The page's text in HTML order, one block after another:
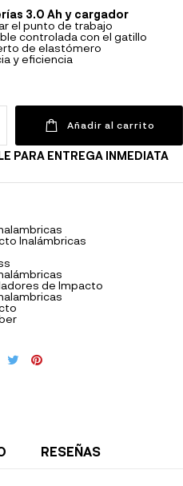
3.0 Ah y cargador
el punto de trabajo
controlada con el gatillo
de elastómero
y eficiencia
Añadir al carrito
PARA ENTREGA INMEDIATA
Inalámbricas
de Impacto
RESEÑAS